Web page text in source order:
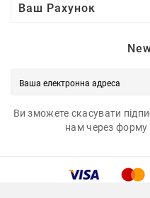
Ваш Рахунок
Ви зможете скасувати
нам через форму